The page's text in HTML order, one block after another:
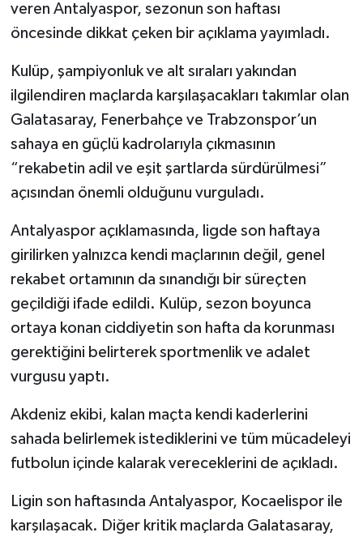
veren Antalyaspor, sezonun son haftası
öncesinde dikkat çeken bir açıklama yayımladı.
Kulüp, şampiyonluk ve alt sıraları yakından
ilgilendiren maçlarda karşılaşacakları takımlar olan
Galatasaray, Fenerbahçe ve Trabzonspor’un
sahaya en güçlü kadrolarıyla çıkmasının
“rekabetin adil ve eşit şartlarda sürdürülmesi”
açısından önemli olduğunu vurguladı.
Antalyaspor açıklamasında, ligde son haftaya
girilirken yalnızca kendi maçlarının değil, genel
rekabet ortamının da sınandığı bir süreçten
geçildiği ifade edildi. Kulüp, sezon boyunca
ortaya konan ciddiyetin son hafta da korunması
gerektiğini belirterek sportmenlik ve adalet
vurgusu yaptı.
Akdeniz ekibi, kalan maçta kendi kaderlerini
sahada belirlemek istediklerini ve tüm mücadeleyi
futbolun içinde kalarak vereceklerini de açıkladı.
Ligin son haftasında Antalyaspor, Kocaelispor ile
karşılaşacak. Diğer kritik maçlarda Galatasaray,